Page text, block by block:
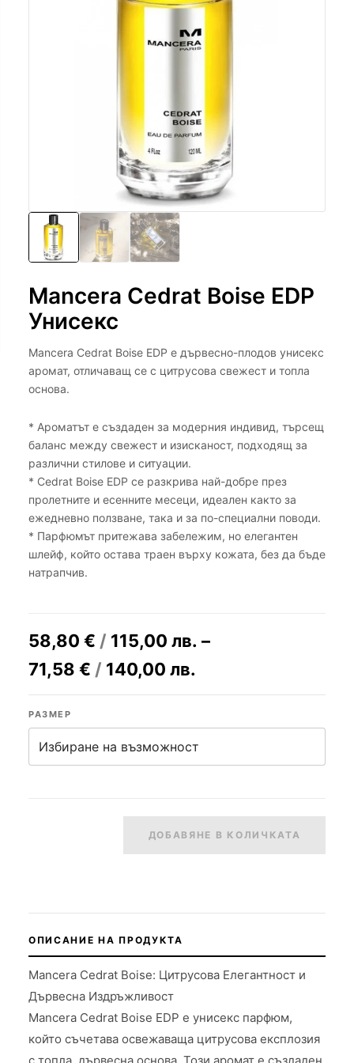
Mancera Cedrat Boise EDP
Унисекс
Mancera Cedrat Boise EDP е дървесно-плодов унисекс
аромат, отличаващ се с цитрусова свежест и топла
основа.
* Ароматът е създаден за модерния индивид, търсещ
баланс между свежест и изисканост, подходящ за
различни стилове и ситуации.
* Cedrat Boise EDP се разкрива най-добре през
пролетните и есенните месеци, идеален както за
ежедневно ползване, така и за по-специални поводи.
* Парфюмът притежава забележим, но елегантен
шлейф, който остава траен върху кожата, без да бъде
натрапчив.
58,80 € / 115,00 лв. –
71,58 € / 140,00 лв.
РАЗМЕР
ДОБАВЯНЕ В КОЛИЧКАТА
ОПИСАНИЕ НА ПРОДУКТА
Mancera Cedrat Boise: Цитрусова Елегантност и
Дървесна Издръжливост
Mancera Cedrat Boise EDP е унисекс парфюм,
който съчетава освежаваща цитрусова експлозия
с топла, дървесна основа. Този аромат е създаден